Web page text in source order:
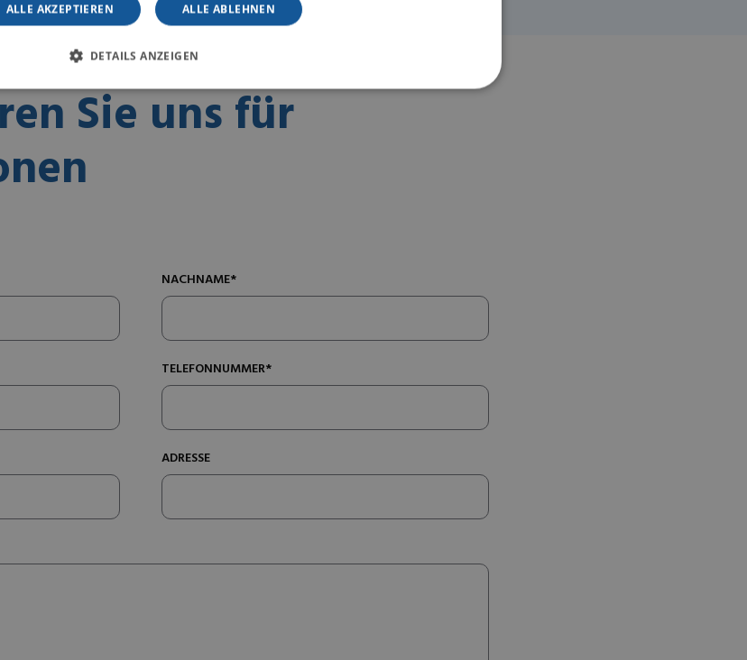
Sie uns für
NACHNAME*
TELEFONNUMMER*
ADRESSE
ALLE AKZEPTIEREN ALLE ABLEHNEN
DETAILS ANZEIGEN